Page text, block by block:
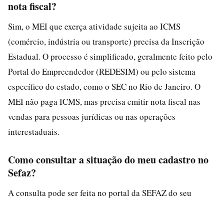
nota fiscal?
Sim, o MEI que exerça atividade sujeita ao ICMS
(comércio, indústria ou transporte) precisa da Inscrição
Estadual. O processo é simplificado, geralmente feito pelo
Portal do Empreendedor (REDESIM) ou pelo sistema
específico do estado, como o SEC no Rio de Janeiro. O
MEI não paga ICMS, mas precisa emitir nota fiscal nas
vendas para pessoas jurídicas ou nas operações
interestaduais.
Como consultar a situação do meu cadastro no
Sefaz?
A consulta pode ser feita no portal da SEFAZ do seu